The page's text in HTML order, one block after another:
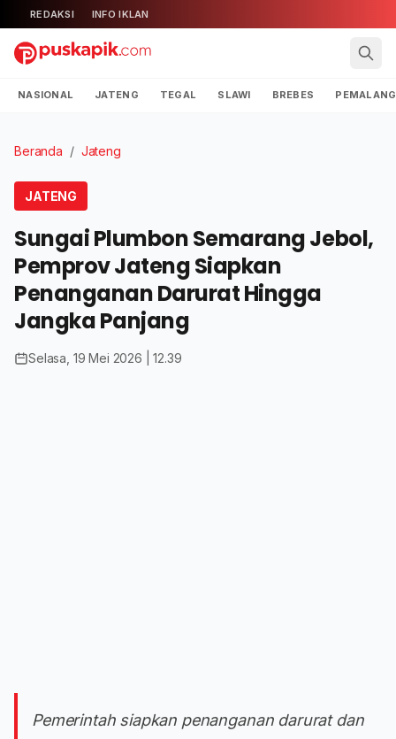
REDAKSI INFO IKLAN
NASIONAL JATENG TEGAL SLAWI BREBES PEMALANG
Beranda / Jateng
JATENG
Sungai Plumbon Semarang Jebol,
Pemprov Jateng Siapkan
Penanganan Darurat Hingga
Jangka Panjang
Selasa, 19 Mei 2026 | 12.39
Pemerintah siapkan penanganan darurat dan